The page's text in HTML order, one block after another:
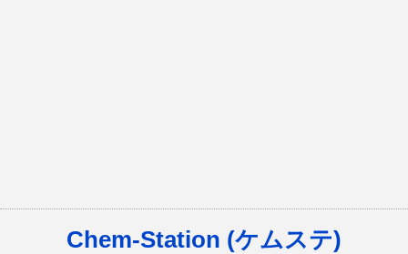
Chem-Station (ケムステ)